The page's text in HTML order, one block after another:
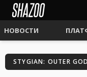
НОВОСТИ
STYGIAN: OUTER